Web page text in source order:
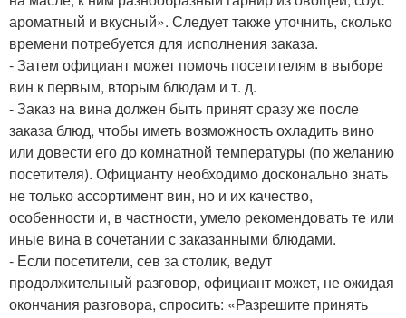
ароматный и вкусный». Следует также уточнить, сколько
времени потребуется для исполнения заказа.
- Затем официант может помочь посетителям в выборе
вин к первым, вторым блюдам и т. д.
- Заказ на вина должен быть принят сразу же после
заказа блюд, чтобы иметь возможность охладить вино
или довести его до комнатной температуры (по желанию
посетителя). Официанту необходимо досконально знать
не только ассортимент вин, но и их качество,
особенности и, в частности, умело рекомендовать те или
иные вина в сочетании с заказанными блюдами.
- Если посетители, сев за столик, ведут
продолжительный разговор, официант может, не ожидая
окончания разговора, спросить: «Разрешите принять